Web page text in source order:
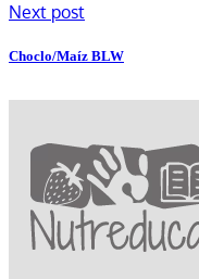
Next post
Choclo/Maíz BLW